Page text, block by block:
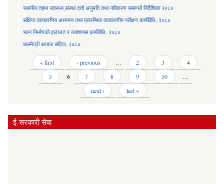
स्थानीय तहमा स्वास्थ्य,संस्था दर्ता अनुमति तथा नविकरण सम्बन्धी निर्देशिका २०८०
संक्षिप्त वातावरणिय अध्ययन तथा प्रारम्भिक वातावरणीय परीक्षण कार्यविधि, २०८०
भवन निर्माणको इजाजत र नक्शापास कार्यविधि, २०८०
बालमैत्री आचार संहिता, २०८०
Pages « first ‹ previous … 2 3
4
5
6 7 8 9 10
…
next ›
last »
ई-सरकारी सेवा